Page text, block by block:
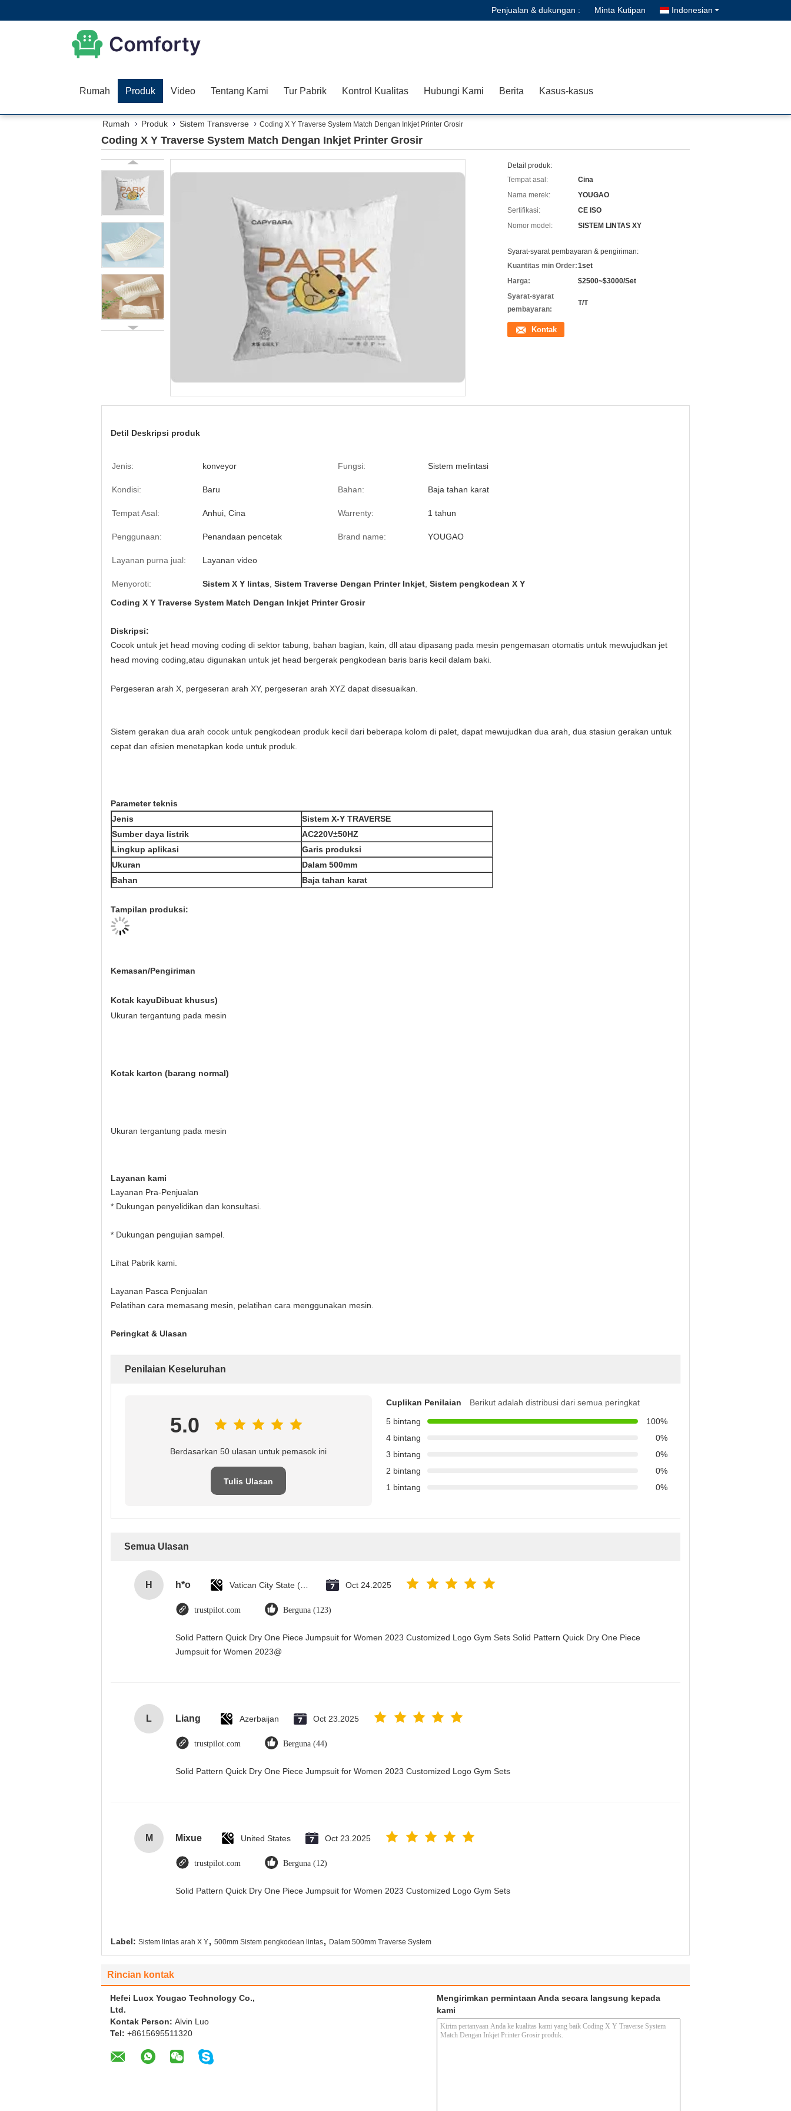
Penjualan & dukungan : Minta Kutipan Indonesian
Rumah Produk Video Tentang Kami Tur Pabrik Kontrol Kualitas Hubungi Kami Berita Kasus-kasus
Rumah Produk Sistem Transverse Coding X Y Traverse System Match Dengan Inkjet Printer Grosir
Coding X Y Traverse System Match Dengan Inkjet Printer Grosir
Detail produk:
Tempat asal:
Cina
Nama merek:
YOUGAO
Sertifikasi:
CE ISO
Nomor model:
SISTEM LINTAS XY
Syarat-syarat pembayaran & pengiriman:
Kuantitas min Order:1set
Harga:
$2500~$3000/Set
Syarat-syarat
pembayaran:
T/T
Kontak
Detil Deskripsi produk
Jenis: konveyor Fungsi: Sistem melintasi
Kondisi: Baru Bahan: Baja tahan karat
Tempat Asal: Anhui, Cina Warrenty: 1 tahun
Penggunaan: Penandaan pencetak Brand name: YOUGAO
Layanan purna jual: Layanan video
Menyoroti: Sistem X Y lintas Sistem Traverse Dengan Printer Inkjet Sistem pengkodean X Y
Coding X Y Traverse System Match Dengan Inkjet Printer Grosir
Diskripsi:
Cocok untuk jet head moving coding di sektor tabung, bahan bagian, kain, dll atau dipasang pada mesin pengemasan otomatis untuk mewujudkan jet
head moving coding,atau digunakan untuk jet head bergerak pengkodean baris baris kecil dalam baki.
Pergeseran arah X, pergeseran arah XY, pergeseran arah XYZ dapat disesuaikan.
Sistem gerakan dua arah cocok untuk pengkodean produk kecil dari beberapa kolom di palet, dapat mewujudkan dua arah, dua stasiun gerakan untuk
cepat dan efisien menetapkan kode untuk produk.
Parameter teknis
Jenis
Sistem X-Y TRAVERSE
Sumber daya listrik
AC220V±50HZ
Lingkup aplikasi
Garis produksi
Ukuran
Dalam 500mm
Bahan
Baja tahan karat
Tampilan produksi:
Kemasan/Pengiriman
Kotak kayuDibuat khusus)
Ukuran tergantung pada mesin
Kotak karton (barang normal)
Ukuran tergantung pada mesin
Layanan kami
Layanan Pra-Penjualan
* Dukungan penyelidikan dan konsultasi.
* Dukungan pengujian sampel.
Lihat Pabrik kami.
Layanan Pasca Penjualan
Pelatihan cara memasang mesin, pelatihan cara menggunakan mesin.
Peringkat & Ulasan
Penilaian Keseluruhan
5.0
Berdasarkan 50 ulasan untuk pemasok ini
Tulis Ulasan
Cuplikan Penilaian
Berikut adalah distribusi dari semua peringkat
5 bintang
100%
4 bintang
0%
3 bintang
0%
2 bintang
0%
1 bintang
0%
Semua Ulasan
H h*o Oct 24.2025
trustpilot.com Berguna (123)
Solid Pattern Quick Dry One Piece Jumpsuit for Women 2023 Customized Logo Gym Sets Solid Pattern Quick Dry One Piece
Jumpsuit for Women 2023@
L Liang Azerbaijan Oct 23.2025
trustpilot.com Berguna (44)
Solid Pattern Quick Dry One Piece Jumpsuit for Women 2023 Customized Logo Gym Sets
M Mixue United States Oct 23.2025
trustpilot.com Berguna (12)
Solid Pattern Quick Dry One Piece Jumpsuit for Women 2023 Customized Logo Gym Sets
Label: Sistem lintas arah X Y, 500mm Sistem pengkodean lintas, Dalam 500mm Traverse System
Rincian kontak
Hefei Luox Yougao Technology Co.,
Ltd.
Kontak Person: Alvin Luo
Tel: +8615695511320
Mengirimkan permintaan Anda secara langsung kepada
kami